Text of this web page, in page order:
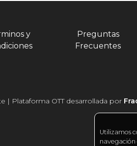
y
Preguntas
Frecuentes
| Plataforma OTT desarrollada por
Utilizamos
navegación